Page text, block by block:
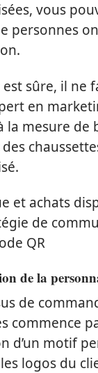
vous
personnes
est sûre, il ne
en
la mesure de
de la
de
commence
d’un motif
logos du